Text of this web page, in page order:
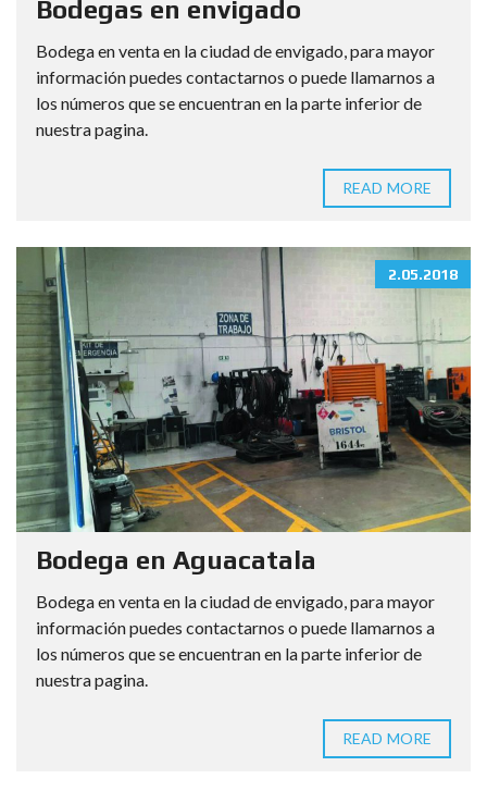
Bodegas en envigado
Bodega en venta en la ciudad de envigado, para mayor
información puedes contactarnos o puede llamarnos a
los números que se encuentran en la parte inferior de
nuestra pagina.
READ MORE
2.05.2018
Bodega en Aguacatala
Bodega en venta en la ciudad de envigado, para mayor
información puedes contactarnos o puede llamarnos a
los números que se encuentran en la parte inferior de
nuestra pagina.
READ MORE